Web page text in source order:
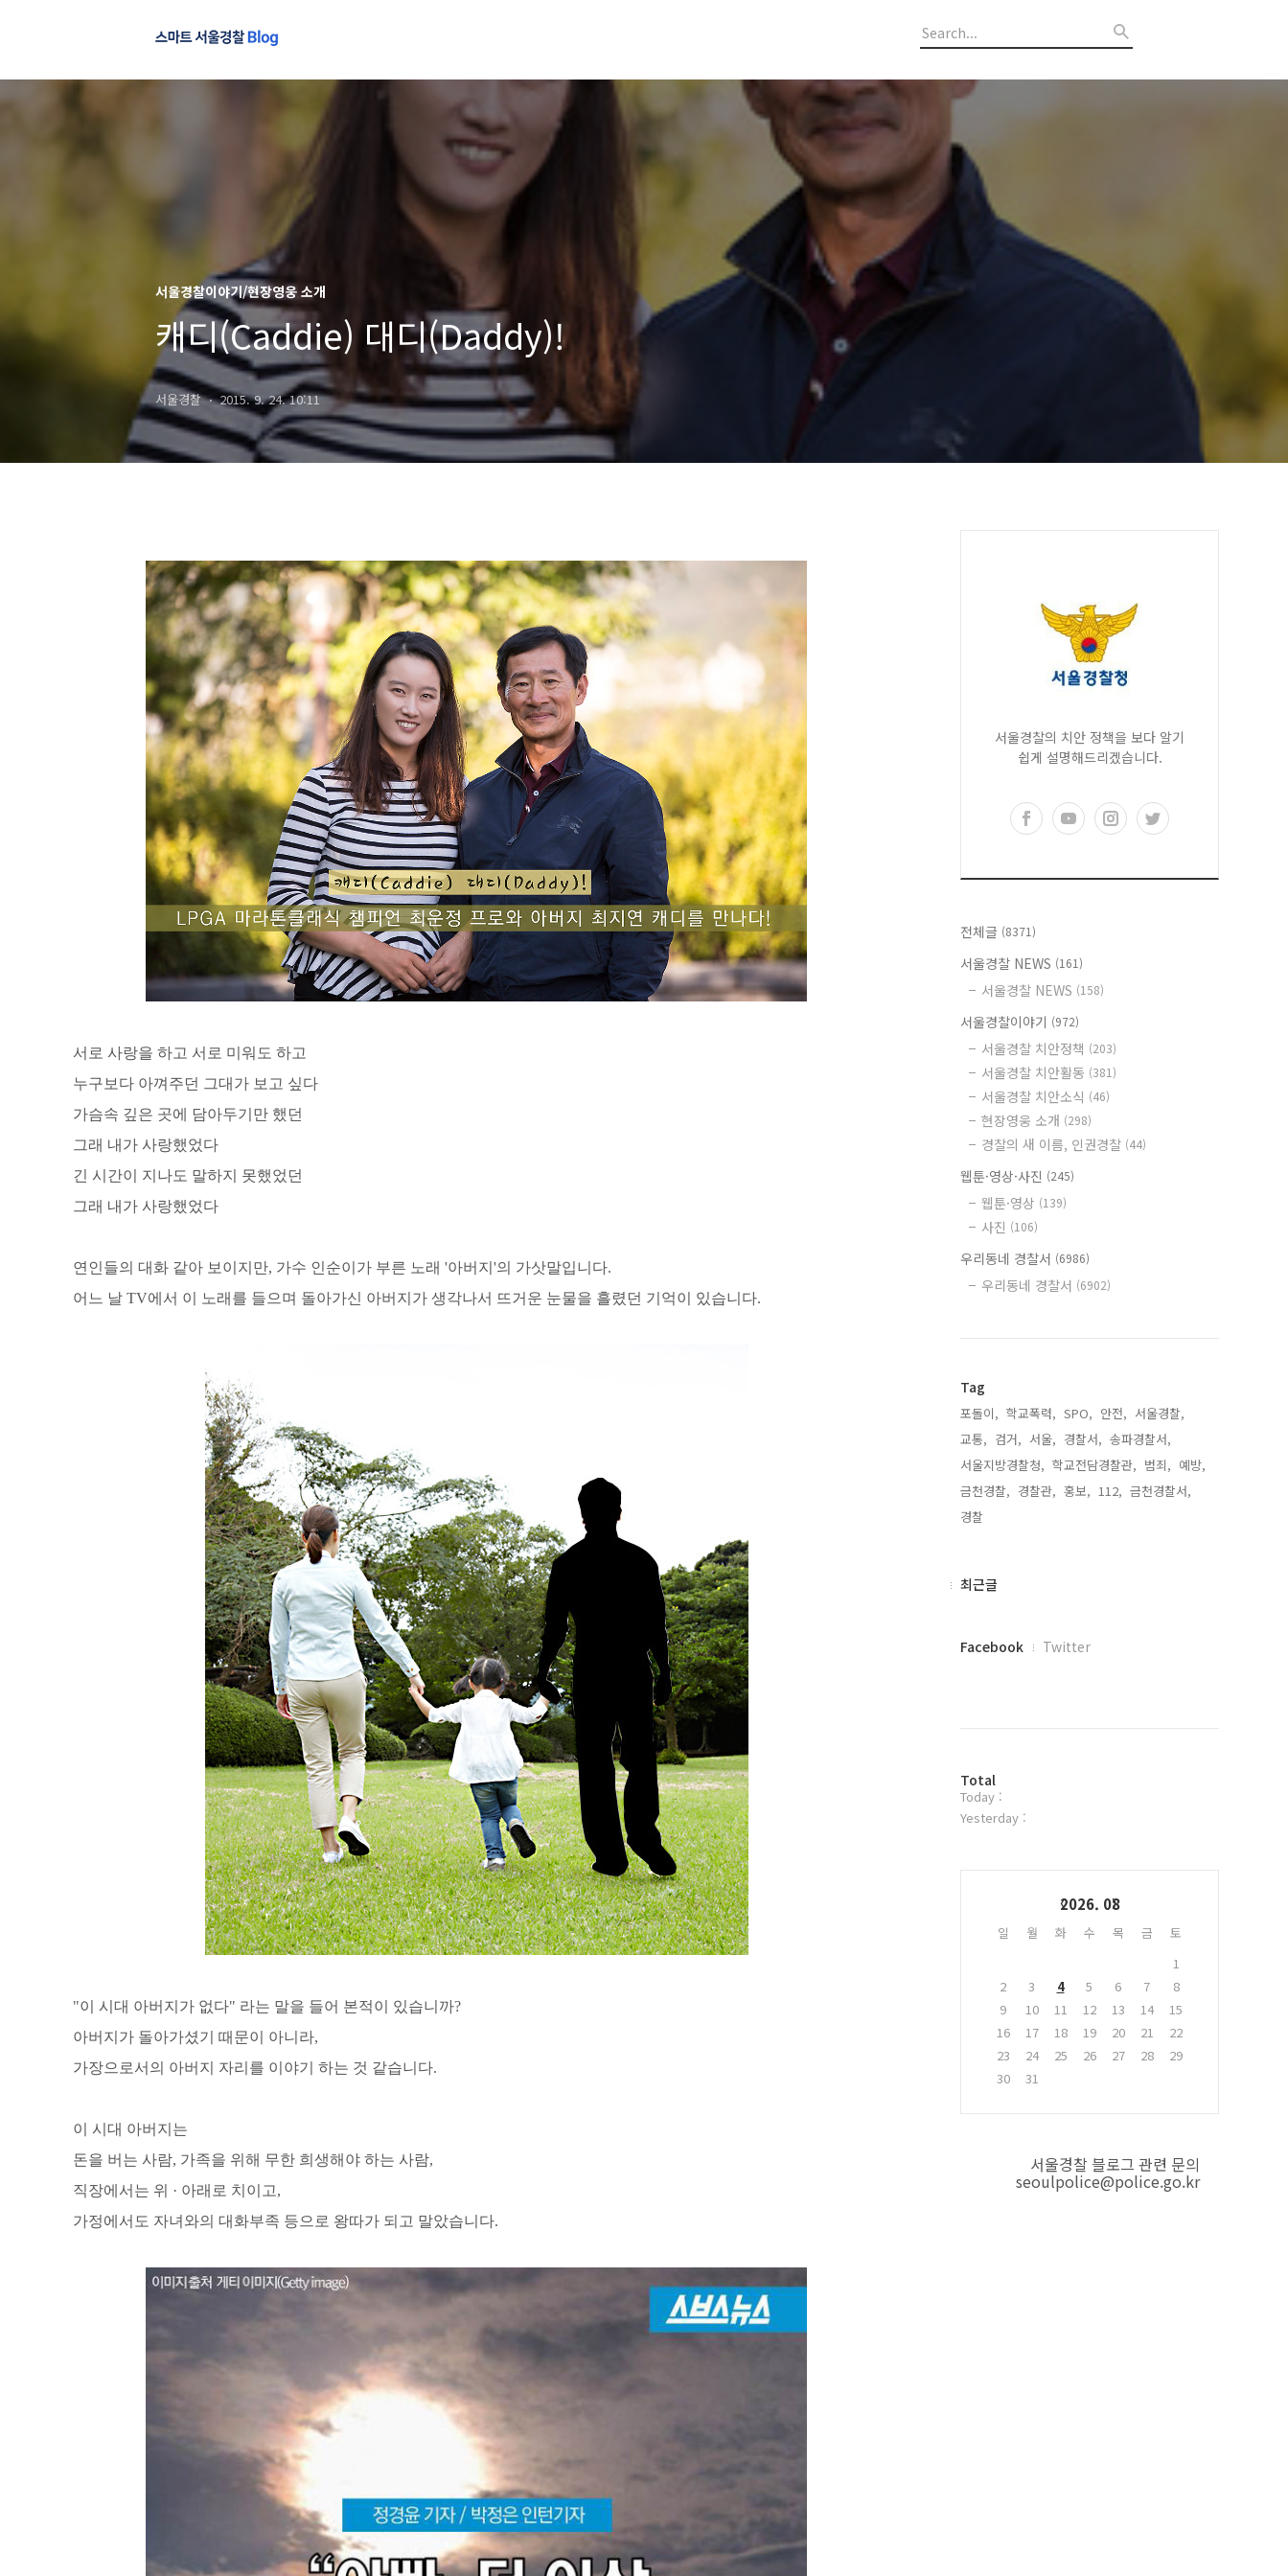
서울경찰이야기/현장영웅 소개
캐디(Caddie) 대디(Daddy)!
서울경찰 2015. 9. 24. 10:11
서로 사랑을 하고 서로 미워도 하고
누구보다 아껴주던 그대가 보고 싶다
가슴속 깊은 곳에 담아두기만 했던
그래 내가 사랑했었다
긴 시간이 지나도 말하지 못했었던
그래 내가 사랑했었다
연인들의 대화 같아 보이지만, 가수 인순이가 부른 노래 '아버지'의 가삿말입니다.
어느 날 TV에서 이 노래를 들으며 돌아가신 아버지가 생각나서 뜨거운 눈물을 흘렸던 기억이 있습니다.
"이 시대 아버지가 없다" 라는 말을 들어 본적이 있습니까?
아버지가 돌아가셨기 때문이 아니라,
가장으로서의 아버지 자리를 이야기 하는 것 같습니다.
이 시대 아버지는
돈을 버는 사람, 가족을 위해 무한 희생해야 하는 사람,
직장에서는 위 · 아래로 치이고,
가정에서도 자녀와의 대화부족 등으로 왕따가 되고 말았습니다.
서울경찰의 치안 정책을 보다 알기
쉽게 설명해드리겠습니다.
전체글 (8371)
서울경찰 NEWS (161)
서울경찰 NEWS (158)
서울경찰이야기 (972)
서울경찰 치안정책 (203)
서울경찰 치안활동 (381)
서울경찰 치안소식 (46)
현장영웅 소개 (298)
경찰의 새 이름, 인권경찰 (44)
웹툰·영상·사진 (245)
웹툰·영상 (139)
사진 (106)
우리동네 경찰서 (6986)
우리동네 경찰서 (6902)
Tag
포돌이, 학교폭력, SPO, 안전, 서울경찰,
교통, 검거, 서울, 경찰서, 송파경찰서,
서울지방경찰청, 학교전담경찰관, 범죄, 예방,
금천경찰, 경찰관, 홍보, 112, 금천경찰서,
경찰,
최
최근글
페
플
러
그
Facebook Twitter
방
문
자
Total
Today :
Yesterday :
2026. 08
일 월 화 수 목 금
토
1
2
3 4 5 6 7
8
9
10 11 12 13 14
15
16
17 18 19 20 21
22
23
24 25 26 27 28
29
30
31
서울경찰 블로그 관련 문의
seoulpolice@police.go.kr